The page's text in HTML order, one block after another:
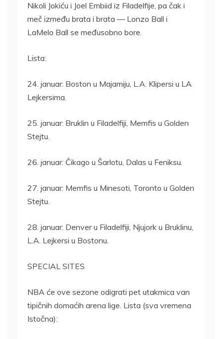
Nikoli Jokiću i Joel Embiid iz Filadelfije, pa čak i
meč između brata i brata — Lonzo Ball i
LaMelo Ball se međusobno bore.
Lista:
24. januar: Boston u Majamiju, L.A. Klipersi u LA
Lejkersima.
25. januar: Bruklin u Filadelfiji, Memfis u Golden
Stejtu.
26. januar: Čikago u Šarlotu, Dalas u Feniksu.
27. januar: Memfis u Minesoti, Toronto u Golden
Stejtu.
28. januar: Denver u Filadelfiji, Njujork u Bruklinu,
L.A. Lejkersi u Bostonu.
SPECIAL SITES
NBA će ove sezone odigrati pet utakmica van
tipičnih domaćih arena lige. Lista (sva vremena
Istočna):